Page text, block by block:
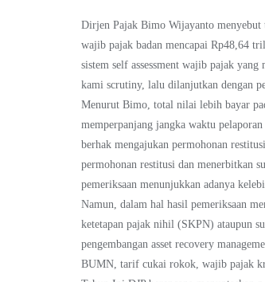
Dirjen Pajak Bimo Wijayanto menyebut
wajib pajak badan mencapai Rp48,64
sistem self assessment wajib pajak
kami scrutiny, lalu dilanjutkan dengan
Menurut Bimo, total nilai lebih bayar
memperpanjang jangka waktu
berhak mengajukan permohonan
permohonan restitusi dan menerbitkan
pemeriksaan menunjukkan adanya
Namun, dalam hal hasil pemeriksaan
ketetapan pajak nihil (SKPN) ataupun
pengembangan asset recovery
BUMN, tarif cukai rokok, wajib pajak